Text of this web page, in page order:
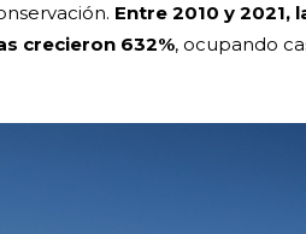
Entre 2010 y 2021,
crecieron 632%, ocupando